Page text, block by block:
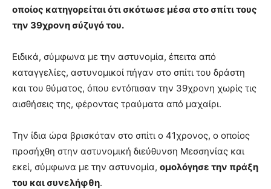
οποίος κατηγορείται ότι σκότωσε μέσα στο σπίτι τους
την 39χρονη σύζυγό του.
Ειδικά, σύμφωνα με την αστυνομία, έπειτα από
καταγγελίες, αστυνομικοί πήγαν στο σπίτι του δράστη
και του θύματος, όπου εντόπισαν την 39χρονη χωρίς τις
αισθήσεις της, φέροντας τραύματα από μαχαίρι.
Την ίδια ώρα βρισκόταν στο σπίτι ο 41χρονος, ο οποίος
προσήχθη στην αστυνομική διεύθυνση Μεσσηνίας και
εκεί, σύμφωνα με την αστυνομία, ομολόγησε την πράξη
του και συνελήφθη.